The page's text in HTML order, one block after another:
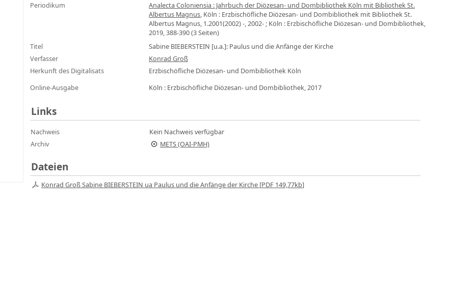
Periodikum
Analecta Coloniensia : Jahrbuch der Diözesan- und Dombibliothek Köln mit Bibliothek St.
Albertus Magnus, Köln : Erzbischöfliche Diözesan- und Dombibliothek mit Bibliothek St.
Albertus Magnus, 1.2001(2002) -, 2002- ; Köln : Erzbischöfliche Diözesan- und Dombibliothek,
2019, 388-390 (3 Seiten)
Titel
Sabine BIEBERSTEIN [u.a.]: Paulus und die Anfänge der Kirche
Verfasser
Konrad Groß
Herkunft des Digitalisats
Erzbischöfliche Diözesan- und Dombibliothek Köln
Online-Ausgabe
Köln : Erzbischöfliche Diözesan- und Dombibliothek, 2017
Links
Nachweis
Kein Nachweis verfügbar
Archiv
METS (OAI-PMH)
Dateien
Konrad Groß Sabine BIEBERSTEIN ua Paulus und die Anfänge der Kirche [PDF 149,77kb]